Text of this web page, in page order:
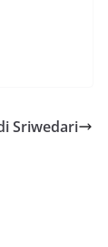
Sriwedari